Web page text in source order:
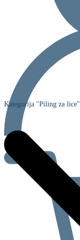
Kategorija "Piling za lice"